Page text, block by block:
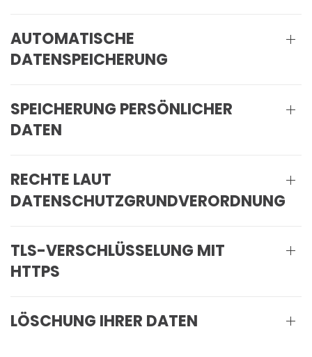
AUTOMATISCHE
DATENSPEICHERUNG
SPEICHERUNG PERSÖNLICHER
DATEN
RECHTE LAUT
DATENSCHUTZGRUNDVERORDNUNG
TLS-VERSCHLÜSSELUNG MIT
HTTPS
LÖSCHUNG IHRER DATEN